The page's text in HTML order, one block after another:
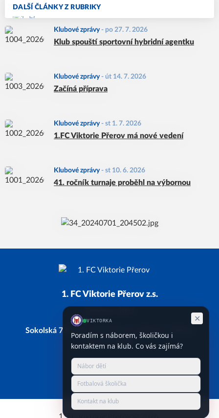
DALŠÍ ČLÁNKY Z RUBRIKY
Klubové zprávy- po 27. 7. 2026
Klub spouští sportovní hybridní agentku
Klubové zprávy- út 14. 7. 2026
Začíná příprava
Klubové zprávy- st 1. 7. 2026
1.FC Viktorie Přerov má nové vedení
Klubové zprávy- st 10. 6. 2026
41. ročník turnaje proběhl na výbornou
1. FC Viktorie Přerov z.s.
Sokolská 734/28, 750 02 Přerov, Přerov I-Město
IČ: 66743338
FacebookInstagramYouTube